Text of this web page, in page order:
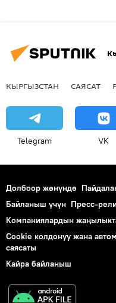
КЫРГЫЗСТАН САЯСАТ
Telegram VK
Долбоор жөнүндө
Байланыш үчүн Пресс-
Компаниялардын
Cookie колдонуу жана
саясаты
Кайра байланыш